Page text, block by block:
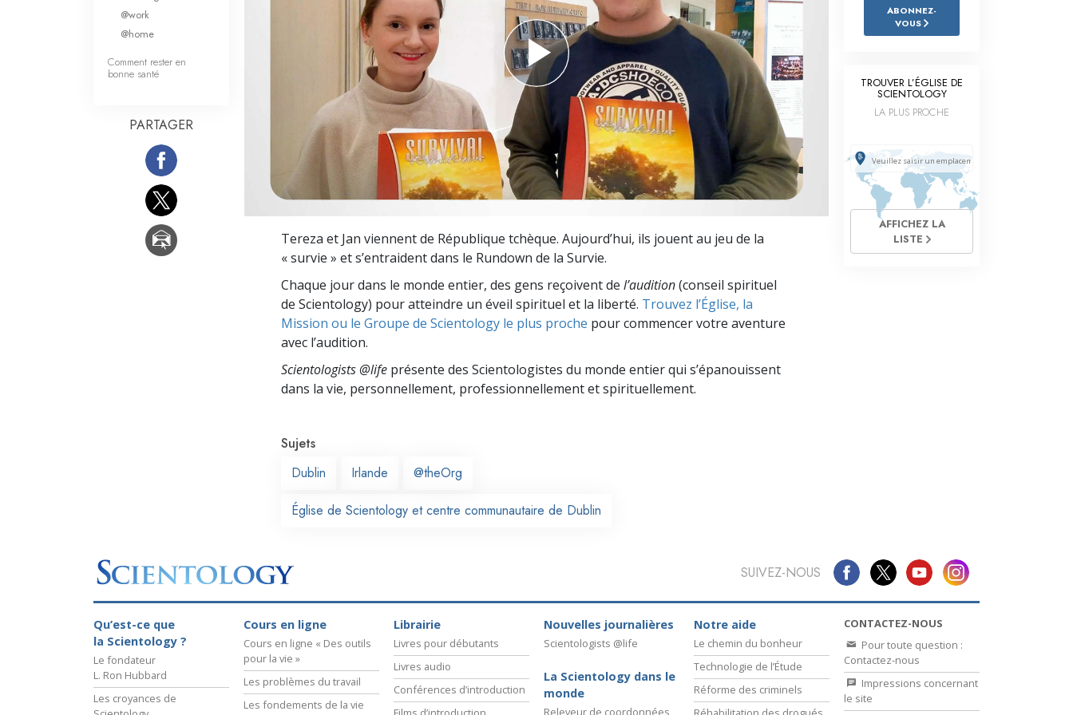
Qu’est-ce que la grandeur ? L’échelle des tons émotionnels
Réponses aux drogues
Les enfants
Des outils pour le monde du travail
L’éthique et les conditions
La raison de l’oppression
Les investigations
Les fondements de l’organisation
Tereza et Jan viennent de République tchèque. Aujourd’hui, ils jouent au jeu de la
« survie » et s’entraident dans le Rundown de la Survie.
Chaque jour dans le monde entier, des gens reçoivent de l’audition(conseil spirituel
de Scientology) pour atteindre un éveil spirituel et la liberté. Trouvez l’Église, la
Mission ou le Groupe de Scientology le plus proche pour commencer votre aventure
avec l’audition.
Scientologists @life présente des Scientologistes du monde entier qui s’épanouissent
dans la vie, personnellement, professionnellement et spirituellement.
Sujets
Dublin
Irlande @theOrg
Église de Scientology et centre communautaire de Dublin
@work
@home
Comment rester en
bonne santé
PARTAGER
ABONNEZ-
VOUS
TROUVER L’ÉGLISE DE
SCIENTOLOGY
LA PLUS PROCHE
AFFICHEZ LA
LISTE
SUIVEZ-NOUS
Qu’est-ce que
la Scientology ?
Le fondateur
L. Ron Hubbard
Les croyances de
Cours en ligne
Cours en ligne « Des outils
pour la vie »
Les problèmes du travail
Les fondements de la vie
Librairie
Livres pour débutants
Livres audio
Conférences d’introduction
Nouvelles journalières
Scientologists @life
La Scientology dans le
monde
Releveur de coordonnées
Notre aide
Le chemin du bonheur
Technologie de l’Étude
Réforme des criminels
CONTACTEZ-NOUS
Pour toute question :
Contactez-nous
Impressions concernant
le site